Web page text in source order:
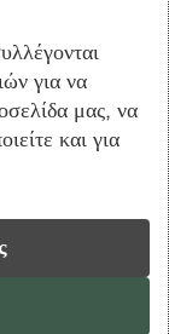
15% στην
για να
μας, να
και για